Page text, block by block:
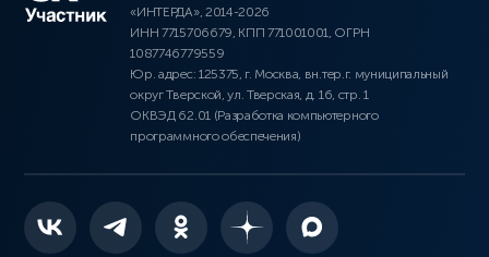
«ИНТЕРДА», 2014-2026
ИНН 7715706679, КПП 771001001, ОГРН
1087746779559
Юр. адрес: 125375, г. Москва, вн.тер.г. муниципальный
округ Тверской, ул. Тверская, д. 16, стр. 1
ОКВЭД 62.01 (Разработка компьютерного
программного обеспечения)